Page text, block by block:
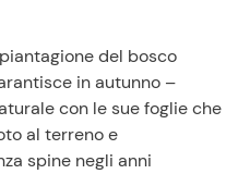
del bosco
in autunno –
con le sue foglie che
al terreno e
spine negli anni